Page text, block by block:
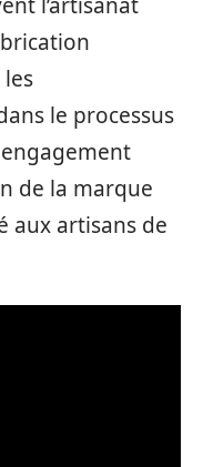
le processus
de la marque
aux artisans de